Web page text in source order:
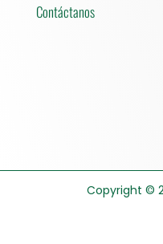
Contáctanos
Copyright ©